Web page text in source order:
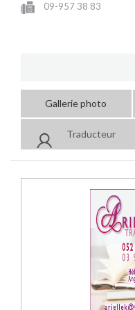
09-957 38 83
Gallerie photo
Traducteur